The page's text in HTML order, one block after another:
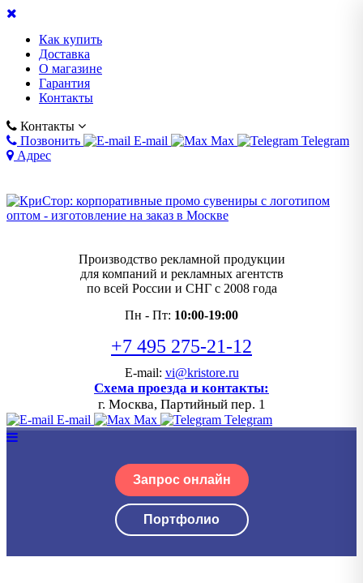
Как купить
Доставка
О магазине
Гарантия
Контакты
Контакты
Позвонить
E-mail Max
Telegram
Адрес
Производство рекламной продукции
для компаний и рекламных агентств
по всей России и СНГ с 2008 года
Пн - Пт: 10:00-19:00
+7 495 275-21-12
E-mail: vi@kristore.ru
Схема проезда и контакты:
г. Москва, Партийный пер. 1
E-mail Max Telegram
Запрос онлайн
Портфолио